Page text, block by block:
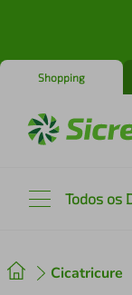
Shopping
Todos os
Cicatricure